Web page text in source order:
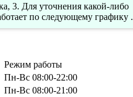
3. Для уточнения какой-либо
по следующему графику .
Режим работы
Пн-Вс 08:00-22:00
Пн-Вс 08:00-21:00